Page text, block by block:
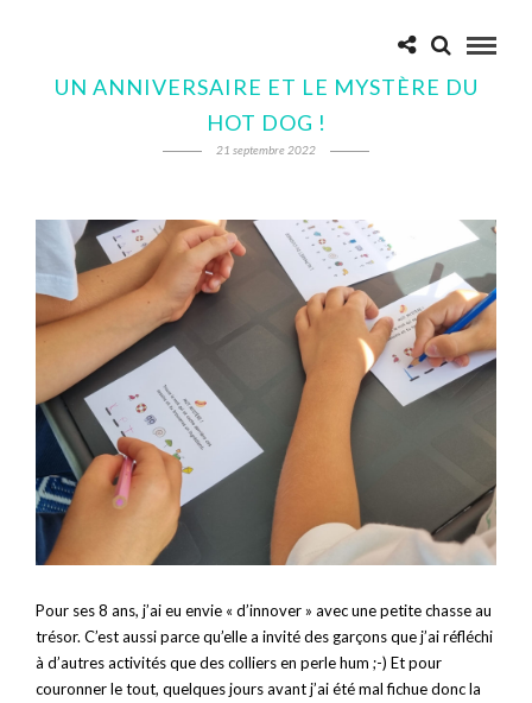
UN ANNIVERSAIRE ET LE MYSTÈRE DU
HOT DOG !
21 septembre 2022
Pour ses 8 ans, j’ai eu envie « d’innover » avec une petite chasse au
trésor. C’est aussi parce qu’elle a invité des garçons que j’ai réfléchi
à d’autres activités que des colliers en perle hum ;-) Et pour
couronner le tout, quelques jours avant j’ai été mal fichue donc la